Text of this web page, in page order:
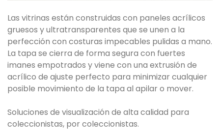
Las vitrinas están construidas con paneles acrílicos
gruesos y ultratransparentes que se unen a la
perfección con costuras impecables pulidas a mano.
La tapa se cierra de forma segura con fuertes
imanes empotrados y viene con una extrusión de
acrílico de ajuste perfecto para minimizar cualquier
posible movimiento de la tapa al apilar o mover.
Soluciones de visualización de alta calidad para
coleccionistas, por coleccionistas.